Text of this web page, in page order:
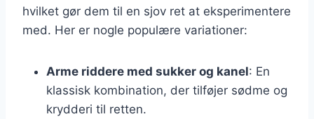
hvilket gør dem til en sjov ret at eksperimentere
med. Her er nogle populære variationer:
Arme riddere med sukker og kanel: En
klassisk kombination, der tilføjer sødme og
krydderi til retten.